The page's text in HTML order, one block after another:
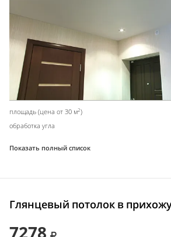
площадь (цена от 30 м2)
обработка угла
Показать полный список
Глянцевый потолок в
7278